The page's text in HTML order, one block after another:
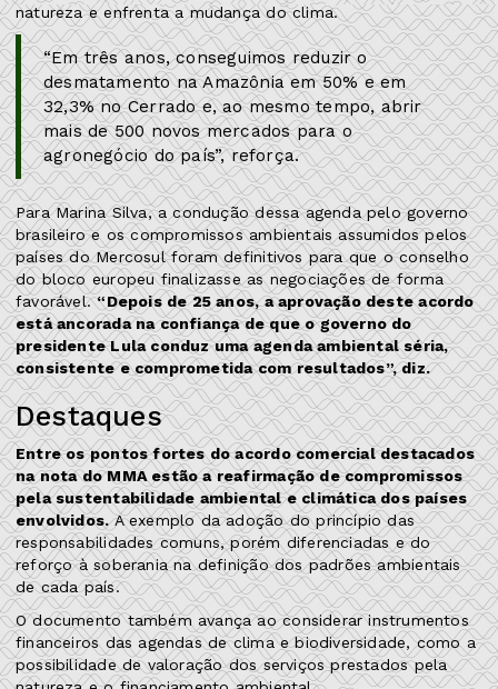
natureza e enfrenta a mudança do clima.
“Em três anos, conseguimos reduzir o
desmatamento na Amazônia em 50% e em
32,3% no Cerrado e, ao mesmo tempo, abrir
mais de 500 novos mercados para o
agronegócio do país”, reforça.
Para Marina Silva, a condução dessa agenda pelo governo
brasileiro e os compromissos ambientais assumidos pelos
países do Mercosul foram definitivos para que o conselho
do bloco europeu finalizasse as negociações de forma
favorável.“Depois de 25 anos, a aprovação deste acordo
está ancorada na confiança de que o governo do
presidente Lula conduz uma agenda ambiental séria,
consistente e comprometida com resultados”, diz.
Destaques
Entre os pontos fortes do acordo comercial destacados
na nota do MMA estão a reafirmação de compromissos
pela sustentabilidade ambiental e climática dos países
envolvidos.A exemplo da adoção do princípio das
responsabilidades comuns, porém diferenciadas e do
reforço à soberania na definição dos padrões ambientais
de cada país.
O documento também avança ao considerar instrumentos
financeiros das agendas de clima e biodiversidade, como a
possibilidade de valoração dos serviços prestados pela